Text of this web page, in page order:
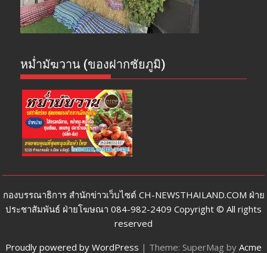
หม่ำมัฆวาน (ของฝากชัยภูมิ)
กองบรรณาธิการ สำนักข่าวเว็บไซต์ CH-NEWSTHAILAND.COM ฝ่าย
ประชาสัมพันธ์ ฝ่ายโฆษณา 084-982-2409 Copyright © All rights
reserved
Proudly powered by WordPress | Theme: SuperMag by Acme